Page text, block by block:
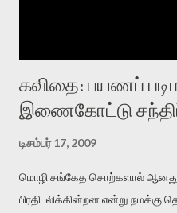
கவிதை: பயணப்
இணைகோட்டு
டிசம்பர் 17, 2009
மொழி சங்கேத சொற்களால்
பிரதிபலிக்கின்றன என்று நமக்கு